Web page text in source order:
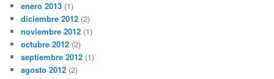
enero 2013 (1)
diciembre 2012 (2)
noviembre 2012 (1)
octubre 2012 (2)
septiembre 2012 (1)
agosto 2012 (2)